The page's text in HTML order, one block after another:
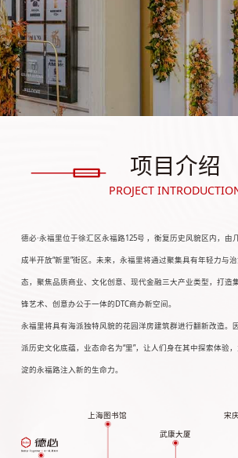
项目介绍
PROJECT
德必·永福里位于徐汇区永福路125号 ，衡复历史风貌区内，由
成半开放“新里”街区。未来，永福里将通过聚集具有年轻力与
态，聚焦品质商业、文化创意、现代金融三大产业类型，打造
锋艺术、创意办公于一体的DTC商办新空间。
永福里将具有海派独特风貌的花园洋房建筑群进行翻新改造。
派历史文化底蕴，业态命名为“里”，让人们身在其中探索体验
淀的永福路注入新的生命力。
上海图书馆
武康大厦
宋